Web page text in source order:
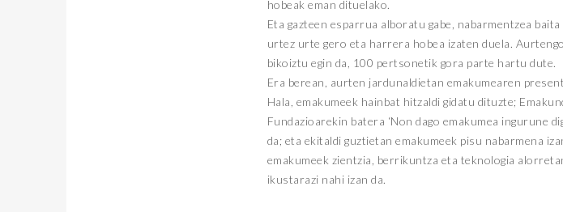
hobeak eman dituelako.
Eta gazteen esparrua alboratu gabe, nabarmentzea
urtez urte gero eta harrera hobea izaten duela.
bikoiztu egin da, 100 pertsonetik gora parte hartu dute.
Era berean, aurten jardunaldietan emakumearen
Hala, emakumeek hainbat hitzaldi gidatu dituzte;
Fundazioarekin batera ‘Non dago emakumea ingurune
da; eta ekitaldi guztietan emakumeek pisu nabarmena
emakumeek zientzia, berrikuntza eta teknologia
ikustarazi nahi izan da.